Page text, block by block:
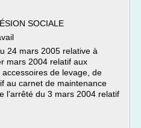
SOCIALE
24 mars 2005 relative à
mars 2004 relatif aux
de levage, de
au carnet de maintenance
l’arrêté du 3 mars 2004 relatif